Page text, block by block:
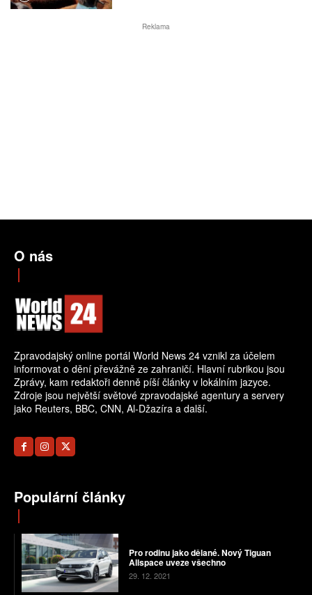
Reklama
O nás
Zpravodajský online portál World News 24 vznikl za účelem
informovat o dění převážně ze zahraničí. Hlavní rubrikou jsou
Zprávy, kam redaktoři denně píší články v lokálním jazyce.
Zdroje jsou největší světové zpravodajské agentury a servery
jako Reuters, BBC, CNN, Al-Džazíra a další.
Populární články
Pro rodinu jako dělané. Nový Tiguan
Allspace uveze všechno
29. 12. 2021